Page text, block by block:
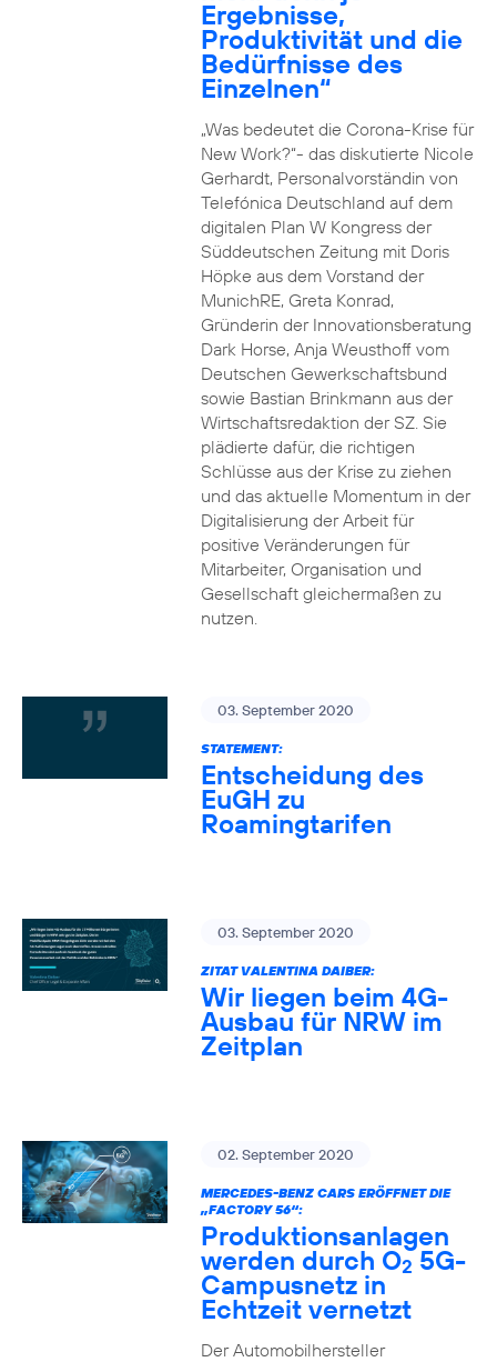
Ergebnisse,
Produktivität und die
Bedürfnisse des
Einzelnen“
„Was bedeutet die Corona-Krise für
New Work?“- das diskutierte Nicole
Gerhardt, Personalvorständin von
Telefónica Deutschland auf dem
digitalen Plan W Kongress der
Süddeutschen Zeitung mit Doris
Höpke aus dem Vorstand der
MunichRE, Greta Konrad,
Gründerin der Innovationsberatung
Dark Horse, Anja Weusthoff vom
Deutschen Gewerkschaftsbund
sowie Bastian Brinkmann aus der
Wirtschaftsredaktion der SZ. Sie
plädierte dafür, die richtigen
Schlüsse aus der Krise zu ziehen
und das aktuelle Momentum in der
Digitalisierung der Arbeit für
positive Veränderungen für
Mitarbeiter, Organisation und
Gesellschaft gleichermaßen zu
nutzen.
03. September 2020
STATEMENT:
Entscheidung des
EuGH zu
Roamingtarifen
03. September 2020
ZITAT VALENTINA DAIBER:
Wir liegen beim 4G-
Ausbau für NRW im
Zeitplan
02. September 2020
MERCEDES-BENZ CARS ERÖFFNET DIE
„FACTORY 56“:
Produktionsanlagen
werden durch O25G-
Campusnetz in
Echtzeit vernetzt
Der Automobilhersteller